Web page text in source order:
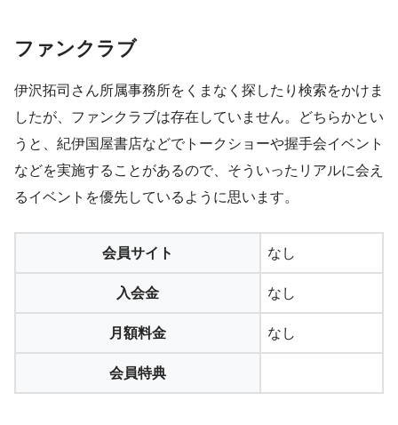
ファンクラブ
伊沢拓司さん所属事務所をくまなく探したり検索をかけま
したが、ファンクラブは存在していません。どちらかとい
うと、紀伊国屋書店などでトークショーや握手会イベント
などを実施することがあるので、そういったリアルに会え
るイベントを優先しているように思います。
会員サイト なし
入会金 なし
月額料金 なし
会員特典